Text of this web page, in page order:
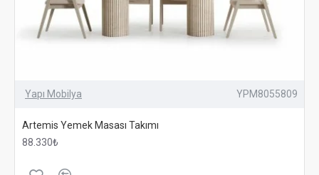
Yapı Mobilya YPM8055809
Artemis Yemek Masası Takımı
88.330₺